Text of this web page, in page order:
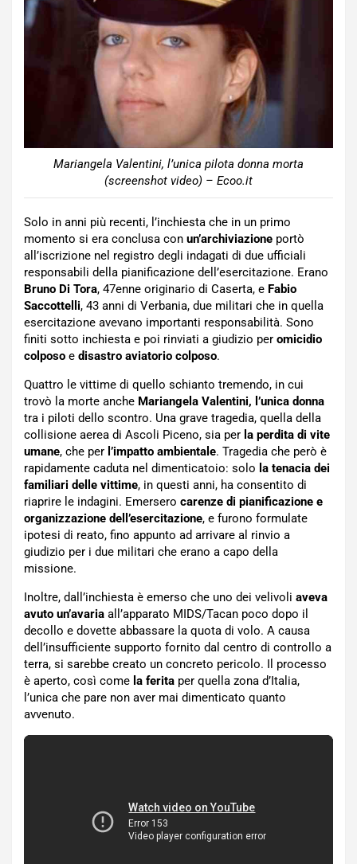
Mariangela Valentini, l’unica pilota donna morta
(screenshot video) – Ecoo.it
Solo in anni più recenti, l’inchiesta che in un primo
momento si era conclusa con un’archiviazione portò
all’iscrizione nel registro degli indagati di due ufficiali
responsabili della pianificazione dell’esercitazione. Erano
Bruno Di Tora, 47enne originario di Caserta, e Fabio
Saccottelli, 43 anni di Verbania, due militari che in quella
esercitazione avevano importanti responsabilità. Sono
finiti sotto inchiesta e poi rinviati a giudizio per omicidio
colposo e disastro aviatorio colposo.
Quattro le vittime di quello schianto tremendo, in cui
trovò la morte anche Mariangela Valentini, l’unica donna
tra i piloti dello scontro. Una grave tragedia, quella della
collisione aerea di Ascoli Piceno, sia per la perdita di vite
umane, che per l’impatto ambientale. Tragedia che però è
rapidamente caduta nel dimenticatoio: solo la tenacia dei
familiari delle vittime, in questi anni, ha consentito di
riaprire le indagini. Emersero carenze di pianificazione e
organizzazione dell’esercitazione, e furono formulate
ipotesi di reato, fino appunto ad arrivare al rinvio a
giudizio per i due militari che erano a capo della
missione.
Inoltre, dall’inchiesta è emerso che uno dei velivoli aveva
avuto un’avaria all’apparato MIDS/Tacan poco dopo il
decollo e dovette abbassare la quota di volo. A causa
dell’insufficiente supporto fornito dal centro di controllo a
terra, si sarebbe creato un concreto pericolo. Il processo
è aperto, così come la ferita per quella zona d’Italia,
l’unica che pare non aver mai dimenticato quanto
avvenuto.